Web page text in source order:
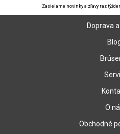
Zasielame novinky a zľavy raz
Doprava
O
Obchodné